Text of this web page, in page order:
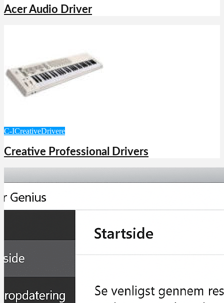
Acer Audio Driver
C-ICreativeDrivere
Creative Professional Drivers